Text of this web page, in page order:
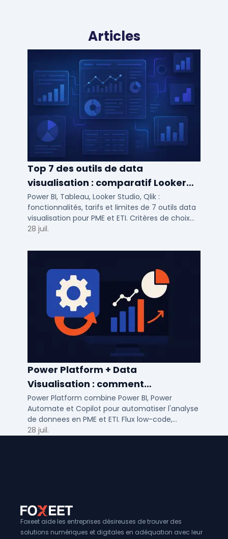
Articles
Top 7 des outils de data
visualisation : comparatif Looker
Studio, Tableau vs Power BI et
autres
Power BI, Tableau, Looker Studio, Qlik :
fonctionnalités, tarifs et limites de 7 outils data
visualisation pour PME et ETI. Critères de choix
selon votre SI et vos cas d'usage.
28 juil.
Power Platform + Data
Visualisation : comment
automatiser l’analyse de vos
données ?
Power Platform combine Power BI, Power
Automate et Copilot pour automatiser l'analyse
de donnees en PME et ETI. Flux low-code,
tableaux de bord temps reel et gouvernance
28 juil.
Foxeet aide les entreprises désireuses de trouver des
solutions numériques et digitales en adéquation avec leur